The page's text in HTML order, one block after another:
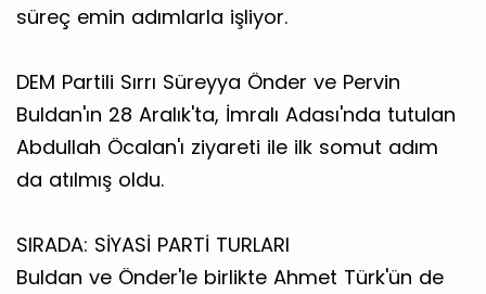
süreç emin adımlarla işliyor.
DEM Partili Sırrı Süreyya Önder ve Pervin
Buldan'ın 28 Aralık'ta, İmralı Adası'nda tutulan
Abdullah Öcalan'ı ziyareti ile ilk somut adım
da atılmış oldu.
SIRADA: SİYASİ PARTİ TURLARI
Buldan ve Önder'le birlikte Ahmet Türk'ün de